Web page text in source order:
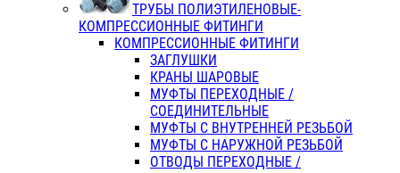
ТРУБЫ ПОЛИЭТИЛЕНОВЫЕ-
КОМПРЕССИОННЫЕ ФИТИНГИ
КОМПРЕССИОННЫЕ ФИТИНГИ
ЗАГЛУШКИ
КРАНЫ ШАРОВЫЕ
МУФТЫ ПЕРЕХОДНЫЕ /
СОЕДИНИТЕЛЬНЫЕ
МУФТЫ С ВНУТРЕННЕЙ РЕЗЬБОЙ
МУФТЫ С НАРУЖНОЙ РЕЗЬБОЙ
ОТВОДЫ ПЕРЕХОДНЫЕ /